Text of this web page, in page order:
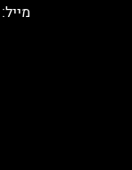
מייל: